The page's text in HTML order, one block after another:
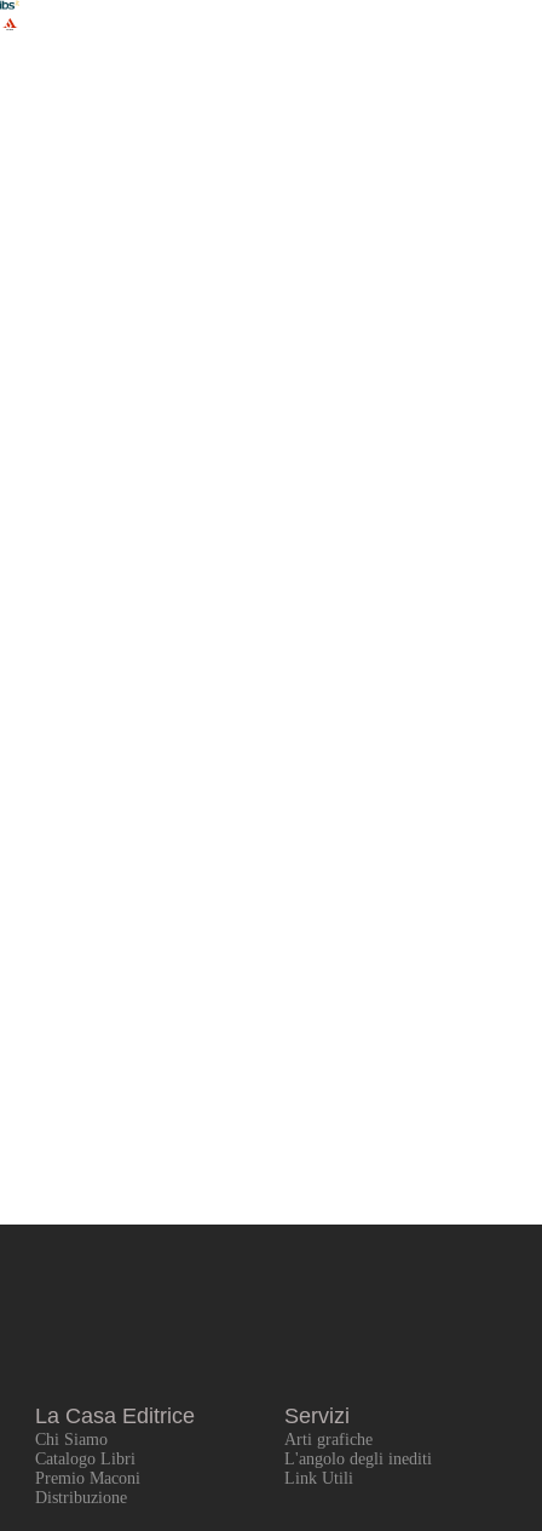
La Casa Editrice
Chi Siamo
Catalogo Libri
Premio Maconi
Distribuzione
Servizi
Arti grafiche
L'angolo degli inediti
Link Utili